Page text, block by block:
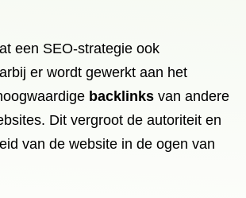
een SEO-strategie ook
er wordt gewerkt aan het
backlinks van andere
Dit vergroot de autoriteit en
van de website in de ogen van